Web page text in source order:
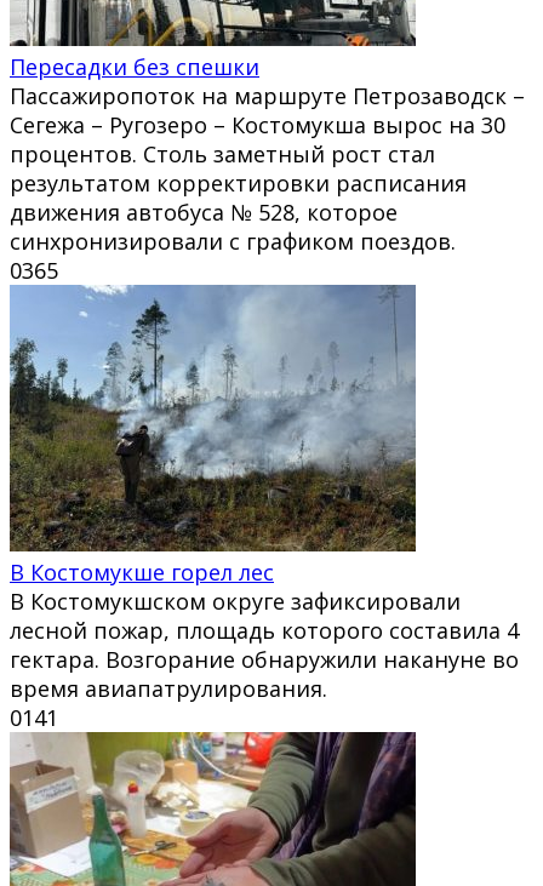
Пересадки без спешки
Пассажиропоток на маршруте Петрозаводск –
Сегежа – Ругозеро – Костомукша вырос на 30
процентов. Столь заметный рост стал
результатом корректировки расписания
движения автобуса № 528, которое
синхронизировали с графиком поездов.
0365
В Костомукше горел лес
В Костомукшском округе зафиксировали
лесной пожар, площадь которого составила 4
гектара. Возгорание обнаружили накануне во
время авиапатрулирования.
0141